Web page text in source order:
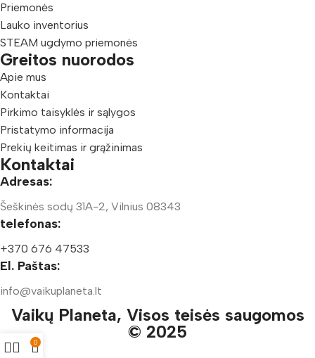
Priemonės
Lauko inventorius
STEAM ugdymo priemonės
Greitos nuorodos
Apie mus
Kontaktai
Pirkimo taisyklės ir sąlygos
Pristatymo informacija
Prekių keitimas ir grąžinimas
Kontaktai
Adresas:
Šeškinės sodų 31A-2, Vilnius 08343
telefonas:
+370 676 47533
El. Paštas:
info@vaikuplaneta.lt
Vaikų Planeta, Visos teisės saugomos
© 2025
0